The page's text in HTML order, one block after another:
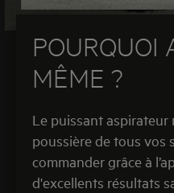
POURQUOI
MÊME ?
Le puissant aspirateur
poussière de tous vos
commander grâce à
d'excellents résultats